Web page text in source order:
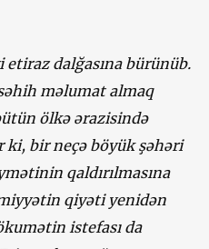
dalğasına bürünüb.
məlumat almaq
ölkə ərazisində
bir neçə böyük şəhəri
qaldırılmasına
qiyəti yenidən
istefası da